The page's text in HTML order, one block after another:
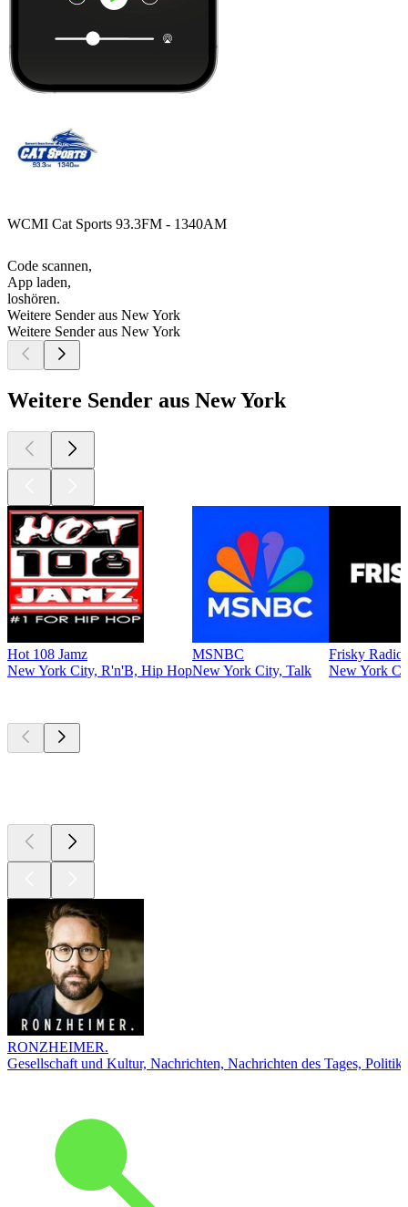
WCMI Cat Sports 93.3FM - 1340AM
Code scannen,
App laden,
loshören.
Weitere Sender aus New York
Weitere Sender aus New York
Weitere Sender aus New York
Hot 108 Jamz
New York City, R'n'B, Hip Hop
MSNBC
New York City, Talk
Frisky Radio
New York
RONZHEIMER.
Gesellschaft und Kultur, Nachrichten, Nachrichten des Tages, Politik